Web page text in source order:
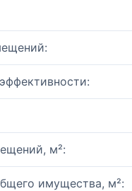
м²:
имущества, м²: